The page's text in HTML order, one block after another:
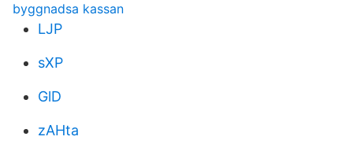
byggnadsa kassan
LJP
sXP
GlD
zAHta